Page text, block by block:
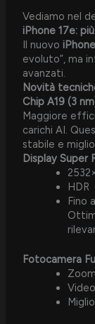
Vediamo nel
iPhone 17e:
Il nuovo
evoluto”, ma
avanzati.
Novità
Chip A19 (3
Maggiore
carichi AI.
stabile e
Display Super
HDR
Fino
Fotocamera